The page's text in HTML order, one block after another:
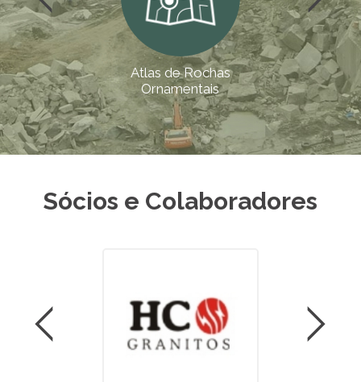
Sócios e Colaboradores